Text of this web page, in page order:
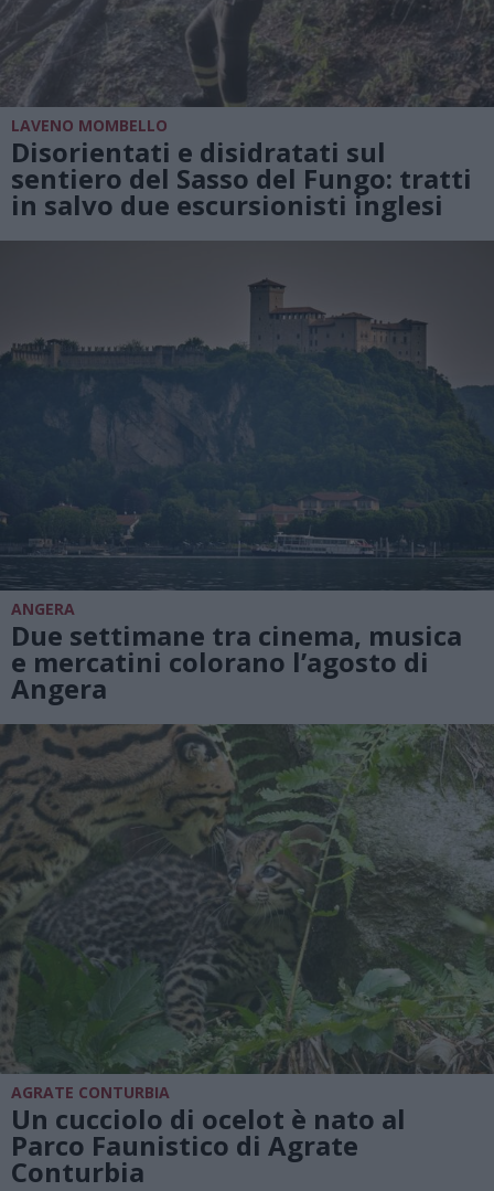
LAVENO MOMBELLO
Disorientati e disidratati sul
sentiero del Sasso del Fungo: tratti
in salvo due escursionisti inglesi
ANGERA
Due settimane tra cinema, musica
e mercatini colorano l’agosto di
Angera
AGRATE CONTURBIA
Un cucciolo di ocelot è nato al
Parco Faunistico di Agrate
Conturbia